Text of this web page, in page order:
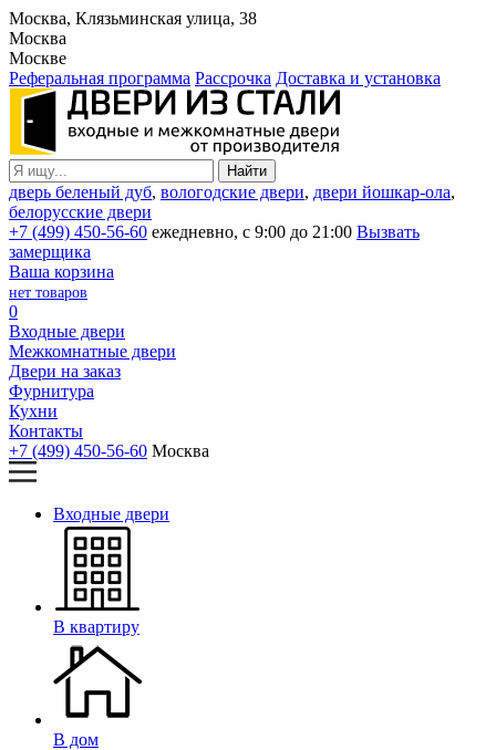
Москва, Клязьминская улица, 38
Москва
Москве
Реферальная программа Рассрочка Доставка и установка
дверь беленый дуб, вологодские двери, двери йошкар-ола,
белорусские двери
+7 (499) 450-56-60 ежедневно, с 9:00 до 21:00 Вызвать
замерщика
Ваша корзина
нет товаров
0
Входные двери
Межкомнатные двери
Двери на заказ
Фурнитура
Кухни
Контакты
+7 (499) 450-56-60 Москва
Входные двери
В квартиру
В дом